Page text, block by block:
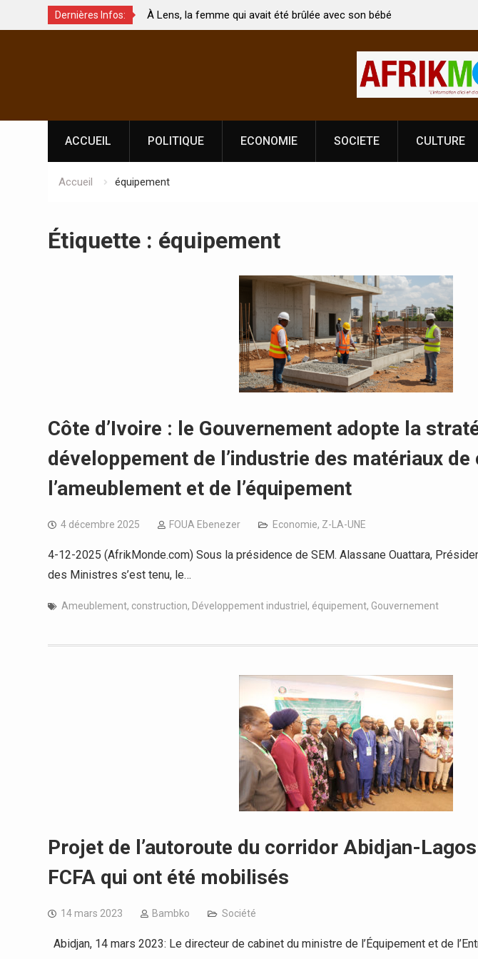
Dernières Infos:
À Lens, la femme qui avait été brûlée avec son bébé
par son mari est morte
Coopération: Le ministre Indien Kirti
Abidjan pour la célébration de la Fête de
ACCUEIL POLITIQUE ECONOMIE SOCIETE CULTURE
Accueil équipement
Étiquette : équipement
Côte d’Ivoire : le Gouvernement adopte la
développement de l’industrie des matériaux
l’ameublement et de l’équipement
4 décembre 2025 FOUA Ebenezer Economie, Z-LA-UNE
4-12-2025 (AfrikMonde.com) Sous la présidence de SEM. Alassane Ouattara,
des Ministres s’est tenu, le…
Ameublement, construction, Développement industriel , équipement, Gouvernement
Projet de l’autoroute du corridor Abidjan-
FCFA qui ont été mobilisés
14 mars 2023 Bambko Société
Abidjan, 14 mars 2023: Le directeur de cabinet du ministre de l’Équipement et de